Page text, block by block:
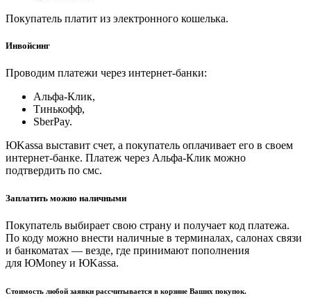
Покупатель платит из электронного кошелька.
Инвойсинг
Проводим платежи через интернет-банки:
Альфа-Клик,
Тинькофф,
SberPay.
ЮKassa выставит счет, а покупатель оплачивает его в своем
интернет-банке. Платеж через Альфа-Клик можно
подтвердить по смс.
Заплатить можно наличными
Покупатель выбирает свою страну и получает код платежа.
По коду можно внести наличные в терминалах, салонах связи
и банкоматах — везде, где принимают пополнения
для ЮMoney и ЮKassa.
Стоимость любой заявки рассчитывается в корзине Ваших покупок.